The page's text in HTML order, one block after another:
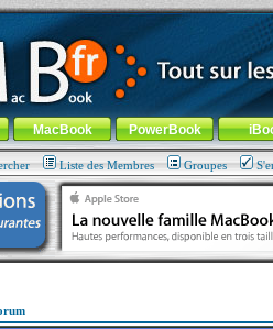
100% nomade !
menu général-Aller au menu de
MacBook PowerBook
Liste des Membres Groupes